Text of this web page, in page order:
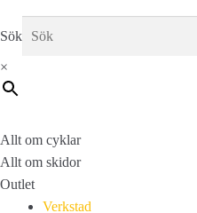
Sök
×
Allt om cyklar
Allt om skidor
Outlet
Verkstad